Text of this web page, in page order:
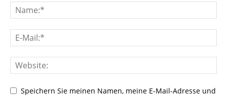
Speichern Sie meinen Namen, meine E-Mail-Adresse und